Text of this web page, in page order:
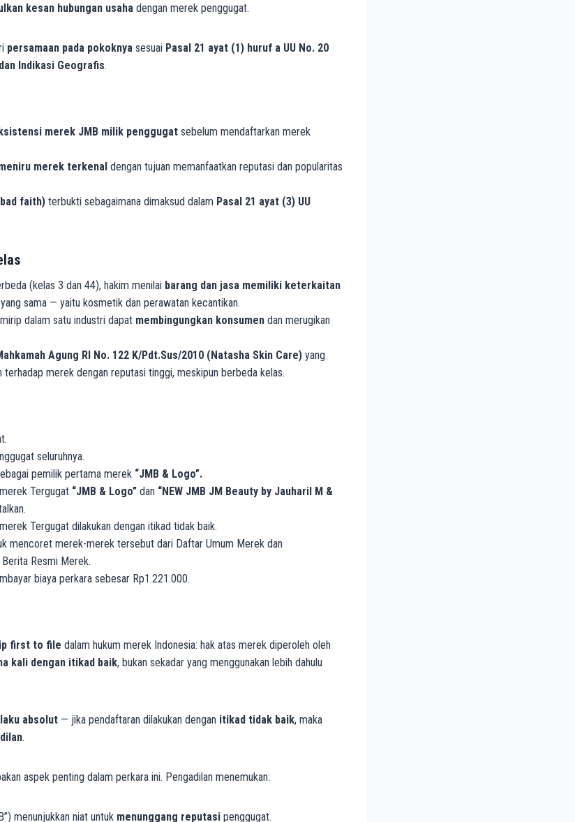
kesan hubungan usaha dengan merek penggugat.
persamaan pada pokoknya sesuai Pasal 21 ayat (1) huruf a UU No. 20
Indikasi Geografis.
merek JMB milik penggugat sebelum mendaftarkan merek
merek terkenal dengan tujuan memanfaatkan reputasi dan popularitas
faith) terbukti sebagaimana dimaksud dalam Pasal 21 ayat (3) UU
(kelas 3 dan 44), hakim menilai barang dan jasa memiliki keterkaitan
sama — yaitu kosmetik dan perawatan kecantikan.
dalam satu industri dapat membingungkan konsumen dan merugikan
Agung RI No. 122 K/Pdt.Sus/2010 (Natasha Skin Care) yang
terhadap merek dengan reputasi tinggi, meskipun berbeda kelas.
seluruhnya.
pemilik pertama merek “JMB & Logo”.
Tergugat “JMB & Logo” dan “NEW JMB JM Beauty by Jauharil M &
Tergugat dilakukan dengan itikad tidak baik.
mencoret merek-merek tersebut dari Daftar Umum Merek dan
Resmi Merek.
biaya perkara sebesar Rp1.221.000.
first to file dalam hukum merek Indonesia: hak atas merek diperoleh oleh
kali dengan itikad baik, bukan sekadar yang menggunakan lebih dahulu
absolut — jika pendaftaran dilakukan dengan itikad tidak baik, maka
.
aspek penting dalam perkara ini. Pengadilan menemukan:
menunjukkan niat untuk menunggang reputasi penggugat.